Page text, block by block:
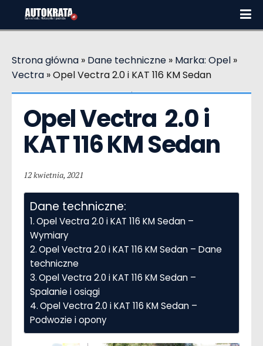
Strona główna » Dane techniczne » Marka: Opel »
Vectra »Opel Vectra 2.0 i KAT 116 KM Sedan
Opel Vectra  2.0 i
KAT 116 KM Sedan
12 kwietnia, 2021
Dane techniczne:
Opel Vectra 2.0 i KAT 116 KM Sedan –
Wymiary
Opel Vectra 2.0 i KAT 116 KM Sedan – Dane
techniczne
Opel Vectra 2.0 i KAT 116 KM Sedan –
Spalanie i osiągi
Opel Vectra 2.0 i KAT 116 KM Sedan –
Podwozie i opony